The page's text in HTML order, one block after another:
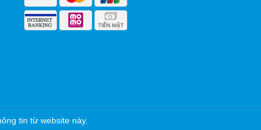
tin từ website này.